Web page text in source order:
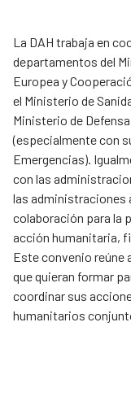
La DAH trabaja en
departamentos del
Europea y
el Ministerio de
Ministerio de
(especialmente con
Emergencias).
con las
las administraciones
colaboración para la
acción humanitaria,
Este convenio reúne
que quieran formar
coordinar sus
humanitarios